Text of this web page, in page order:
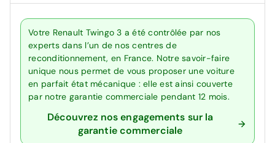
Votre Renault Twingo 3 a été contrôlée par nos
experts dans l’un de nos centres de
reconditionnement, en France. Notre savoir-faire
unique nous permet de vous proposer une voiture
en parfait état mécanique : elle est ainsi couverte
par notre garantie commerciale pendant 12 mois.
Découvrez nos engagements sur la
garantie commerciale